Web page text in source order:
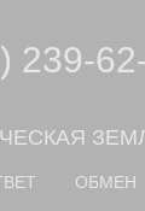
239-
ОБМЕН